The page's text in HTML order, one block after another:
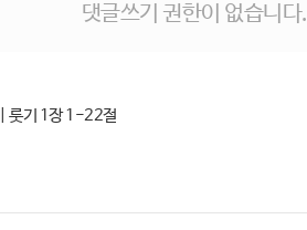
댓글쓰기 권한이 없습니다.
| 룻기 1장 1-22절